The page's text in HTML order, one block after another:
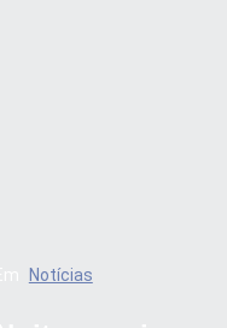
Notícias